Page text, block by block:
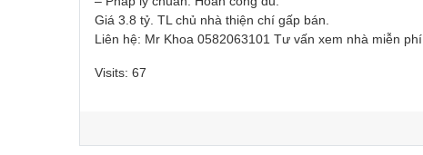
Giá 3.8 tỷ. TL chủ nhà thiện chí gấp bán.
Liên hệ: Mr Khoa 0582063101 Tư vấn xem nhà miễn phí
Visits: 67